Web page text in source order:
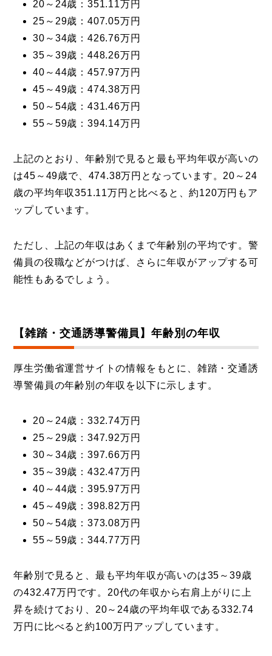
20～24歳：351.11万円
25～29歳：407.05万円
30～34歳：426.76万円
35～39歳：448.26万円
40～44歳：457.97万円
45～49歳：474.38万円
50～54歳：431.46万円
55～59歳：394.14万円
上記のとおり、年齢別で見ると最も平均年収が高いの
は45～49歳で、474.38万円となっています。20～24
歳の平均年収351.11万円と比べると、約120万円もア
ップしています。
ただし、上記の年収はあくまで年齢別の平均です。警
備員の役職などがつけば、さらに年収がアップする可
能性もあるでしょう。
【雑踏・交通誘導警備員】年齢別の年収
厚生労働省運営サイトの情報をもとに、雑踏・交通誘
導警備員の年齢別の年収を以下に示します。
20～24歳：332.74万円
25～29歳：347.92万円
30～34歳：397.66万円
35～39歳：432.47万円
40～44歳：395.97万円
45～49歳：398.82万円
50～54歳：373.08万円
55～59歳：344.77万円
年齢別で見ると、最も平均年収が高いのは35～39歳
の432.47万円です。20代の年収から右肩上がりに上
昇を続けており、20～24歳の平均年収である332.74
万円に比べると約100万円アップしています。